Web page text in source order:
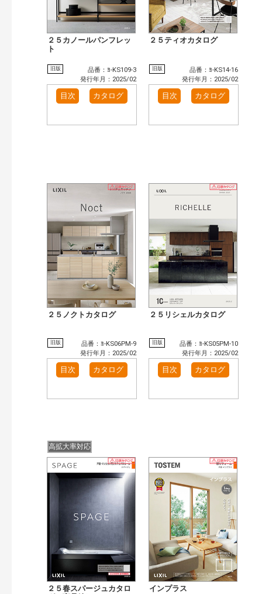
２５カノールパンフレッ
ト
旧版
品番：ﾖ-KS109-3
発行年月：2025/02
目次 カタログ
２５ティオカタログ
旧版
品番：ﾖ-KS14-16
発行年月：2025/02
目次 カタログ
２５ノクトカタログ
旧版
品番：ﾖ-KS06PM-9
発行年月：2025/02
目次 カタログ
２５リシェルカタログ
旧版
品番：ﾖ-KS05PM-10
発行年月：2025/02
目次 カタログ
高拡大率対応
２５春スパージュカタロ
インプラス